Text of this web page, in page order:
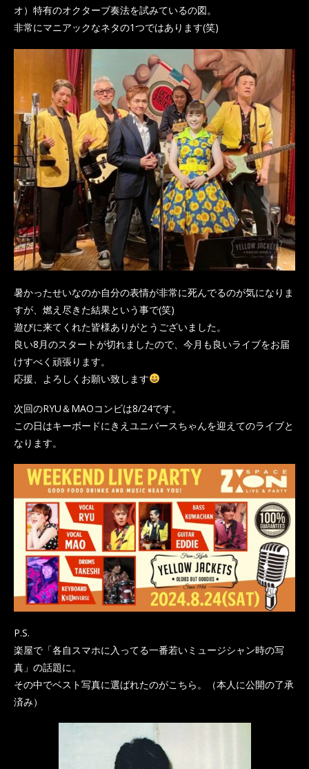
オ）特有のオクターブ奏法を試みているの図。
非常にマニアックなネタの1つではあります(笑)
暑かったせいなのか自分の表情が非常に死んでるのが気になりま
すが、燃え尽きた結果という事で(笑)
遊びに来てくれた皆様ありがとうございました。
良い8月のスタートが切れましたので、今月も良いライブをお届
けすべく頑張ります。
応援、よろしくお願い致します
次回のRYU＆MAOコンビは8/24です。
この日はキーボードにきえユニバースちゃんを迎えてのライブと
なります。
P.S.
楽屋で「各自スマホに入ってる一番若いミュージシャン時の写
真」の話題に。
その中でベスト写真に選ばれたのがこちら。（本人に公開の了承
済み）